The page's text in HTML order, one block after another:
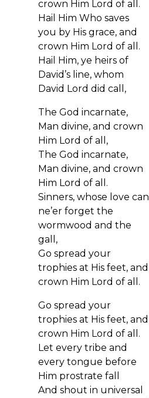
crown Him Lord of all.
Hail Him Who saves
you by His grace, and
crown Him Lord of all.
Hail Him, ye heirs of
David’s line, whom
David Lord did call,
The God incarnate,
Man divine, and crown
Him Lord of all,
The God incarnate,
Man divine, and crown
Him Lord of all.
Sinners, whose love can
ne’er forget the
wormwood and the
gall,
Go spread your
trophies at His feet, and
crown Him Lord of all.
Go spread your
trophies at His feet, and
crown Him Lord of all.
Let every tribe and
every tongue before
Him prostrate fall
And shout in universal